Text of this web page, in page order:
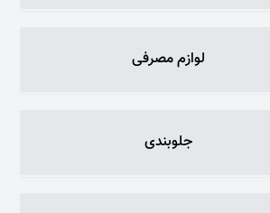
لوازم مصرفی
جلوبندی